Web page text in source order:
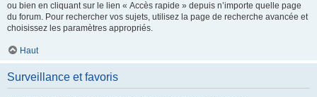
ou bien en cliquant sur le lien « Accès rapide » depuis n’importe quelle page
du forum. Pour rechercher vos sujets, utilisez la page de recherche avancée et
choisissez les paramètres appropriés.
Haut
Surveillance et favoris